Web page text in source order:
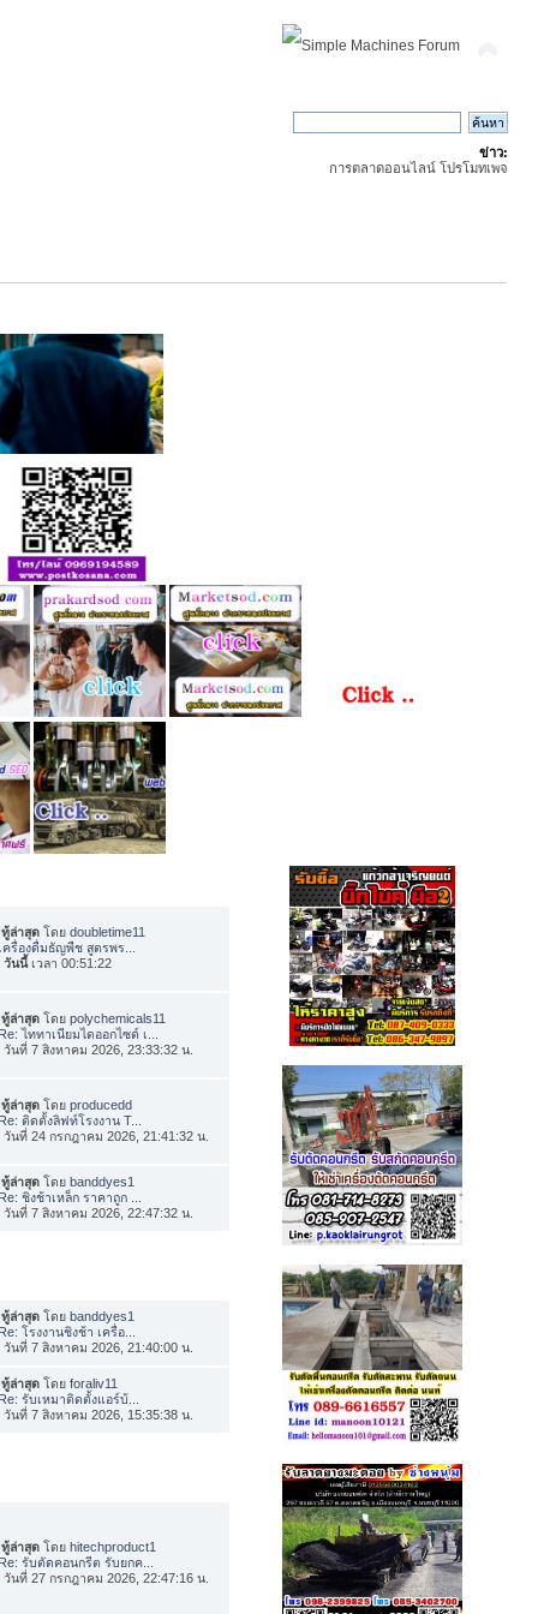
ข่าว:
การตลาดออนไลน์ โปรโมทเพจ
ทู้ล่าสุด โดยdoubletime11
ครื่องดื่มธัญพืช สูตรพร...
วันนี้เวลา 00:51:22
ทู้ล่าสุด โดยpolychemicals11
ไททาเนียมไดออกไซด์ เ...
วันที่ 7 สิงหาคม 2026, 23:33:32 น.
ทู้ล่าสุด โดยproducedd
ติดตั้งลิฟท์โรงงาน T...
วันที่ 24 กรกฎาคม 2026, 21:41:32 น.
ทู้ล่าสุด โดยbanddyes1
ชิงช้าเหล็ก ราคาถูก ...
วันที่ 7 สิงหาคม 2026, 22:47:32 น.
ทู้ล่าสุด โดยbanddyes1
โรงงานชิงช้า เครื่อ...
วันที่ 7 สิงหาคม 2026, 21:40:00 น.
ทู้ล่าสุด โดยforaliv11
รับเหมาติดตั้งแอร์บ้...
วันที่ 7 สิงหาคม 2026, 15:35:38 น.
ทู้ล่าสุด โดยhitechproduct1
รับตัดคอนกรีต รับยกค...
วันที่ 27 กรกฎาคม 2026, 22:47:16 น.